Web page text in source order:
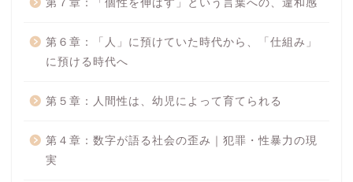
第７章：「個性を伸ばす」という言葉への、違和感
第６章：「人」に預けていた時代から、「仕組み」
に預ける時代へ
第５章：人間性は、幼児によって育てられる
第４章：数字が語る社会の歪み｜犯罪・性暴力の現
実